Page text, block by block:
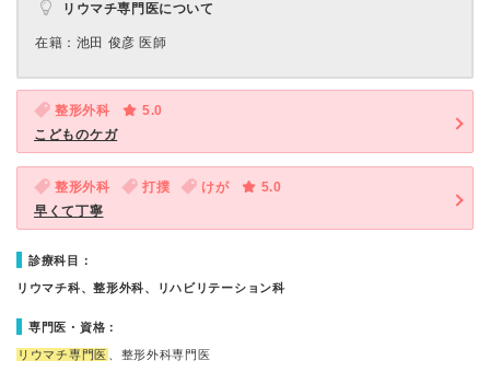
リウマチ専門医について
在籍：池田 俊彦 医師
整形外科
5.0
こどものケガ
整形外科 打撲 けが
5.0
早くて丁寧
診療科目：
リウマチ科、整形外科、リハビリテーション科
専門医・資格：
リウマチ専門医 、整形外科専門医